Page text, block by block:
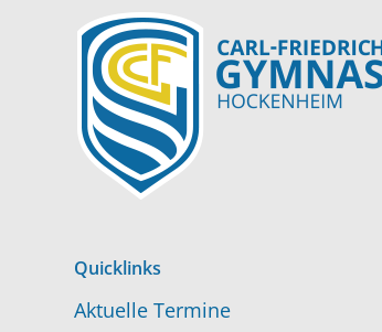
Quicklinks
Aktuelle Termine